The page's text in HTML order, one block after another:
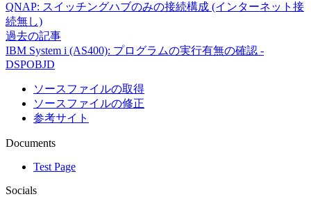
QNAP: スイッチングハブのみの接続構成 (インターネット接
続無し)
過去の記事
IBM System i (AS400): プログラムの実行有無の確認 -
DSPOBJD
ソースファイルの取得
ソースファイルの修正
参考サイト
Documents
Test Page
Socials